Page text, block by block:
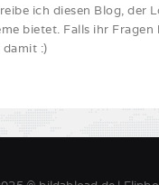
ich diesen Blog, der
bietet. Falls ihr Fragen
:)